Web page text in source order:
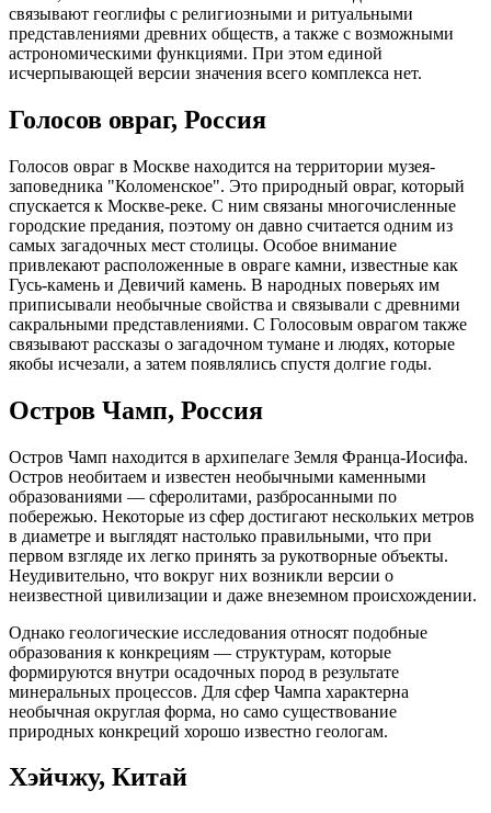
связывают геоглифы с религиозными и ритуальными
представлениями древних обществ, а также с возможными
астрономическими функциями. При этом единой
исчерпывающей версии значения всего комплекса нет.
Голосов овраг, Россия
Голосов овраг в Москве находится на территории музея-
заповедника "Коломенское". Это природный овраг, который
спускается к Москве-реке. С ним связаны многочисленные
городские предания, поэтому он давно считается одним из
самых загадочных мест столицы. Особое внимание
привлекают расположенные в овраге камни, известные как
Гусь-камень и Девичий камень. В народных поверьях им
приписывали необычные свойства и связывали с древними
сакральными представлениями. С Голосовым оврагом также
связывают рассказы о загадочном тумане и людях, которые
якобы исчезали, а затем появлялись спустя долгие годы.
Остров Чамп, Россия
Остров Чамп находится в архипелаге Земля Франца-Иосифа.
Остров необитаем и известен необычными каменными
образованиями — сферолитами, разбросанными по
побережью. Некоторые из сфер достигают нескольких метров
в диаметре и выглядят настолько правильными, что при
первом взгляде их легко принять за рукотворные объекты.
Неудивительно, что вокруг них возникли версии о
неизвестной цивилизации и даже внеземном происхождении.
Однако геологические исследования относят подобные
образования к конкрециям — структурам, которые
формируются внутри осадочных пород в результате
минеральных процессов. Для сфер Чампа характерна
необычная округлая форма, но само существование
природных конкреций хорошо известно геологам.
Хэйчжу, Китай